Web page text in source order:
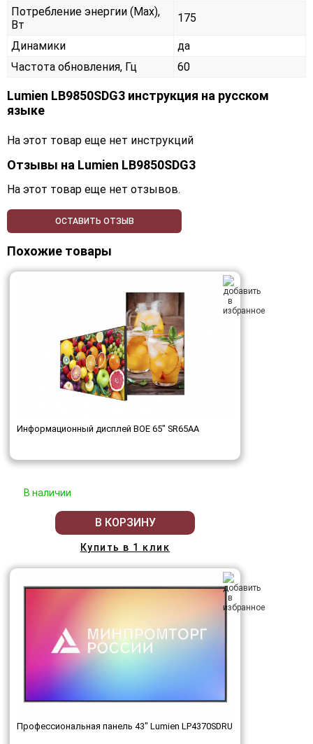
Потребление энергии (Max),
Вт
175
Динамики
да
Частота обновления, Гц
60
Lumien LB9850SDG3 инструкция на русском
языке
На этот товар еще нет инструкций
Отзывы на Lumien LB9850SDG3
На этот товар еще нет отзывов.
ОСТАВИТЬ ОТЗЫВ
Похожие товары
Информационный дисплей BOE 65" SR65AA
В наличии
В КОРЗИНУ
Купить в 1 клик
Профессиональная панель 43" Lumien LP4370SDRU